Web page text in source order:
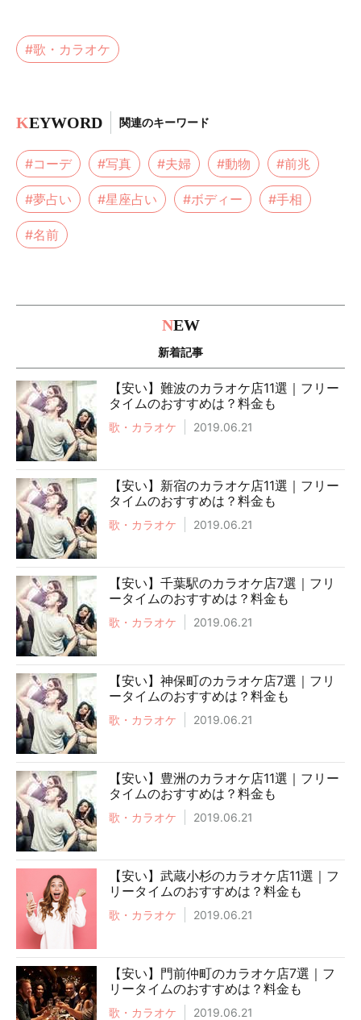
#歌・カラオケ
KEYWORD 関連のキーワード
#コーデ #写真 #夫婦 #動物 #前兆
#夢占い #星座占い #ボディー #手相
#名前
NEW
新着記事
【安い】難波のカラオケ店11選｜フリー
タイムのおすすめは？料金も
歌・カラオケ 2019.06.21
【安い】新宿のカラオケ店11選｜フリー
タイムのおすすめは？料金も
歌・カラオケ 2019.06.21
【安い】千葉駅のカラオケ店7選｜フリ
ータイムのおすすめは？料金も
歌・カラオケ 2019.06.21
【安い】神保町のカラオケ店7選｜フリ
ータイムのおすすめは？料金も
歌・カラオケ 2019.06.21
【安い】豊洲のカラオケ店11選｜フリー
タイムのおすすめは？料金も
歌・カラオケ 2019.06.21
【安い】武蔵小杉のカラオケ店11選｜フ
リータイムのおすすめは？料金も
歌・カラオケ 2019.06.21
【安い】門前仲町のカラオケ店7選｜フ
リータイムのおすすめは？料金も
歌・カラオケ 2019.06.21